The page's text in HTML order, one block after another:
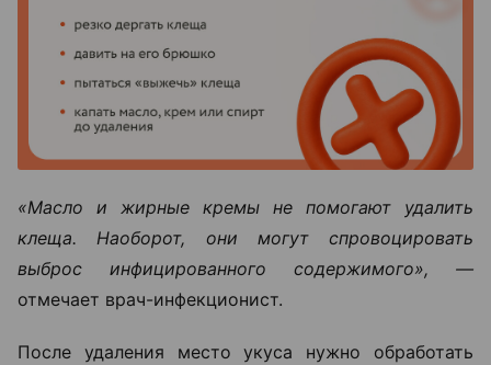
«Масло и жирные кремы не помогают удалить
клеща. Наоборот, они могут спровоцировать
выброс инфицированного содержимого», —
отмечает врач-инфекционист.
После удаления место укуса нужно обработать